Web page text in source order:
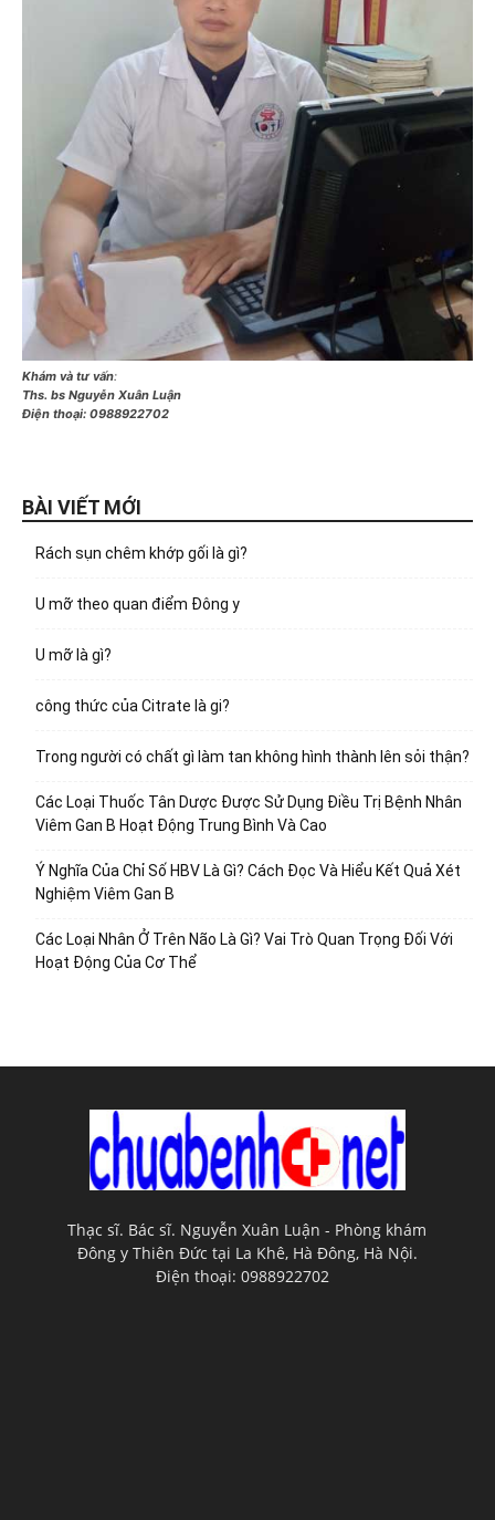
Khám và tư vấn:
Ths. bs Nguyễn Xuân Luận
Điện thoại: 0988922702
BÀI VIẾT MỚI
Rách sụn chêm khớp gối là gì?
U mỡ theo quan điểm Đông y
U mỡ là gì?
công thức của Citrate là gi?
Trong người có chất gì làm tan không hình thành lên sỏi thận?
Các Loại Thuốc Tân Dược Được Sử Dụng Điều Trị Bệnh Nhân
Viêm Gan B Hoạt Động Trung Bình Và Cao
Ý Nghĩa Của Chỉ Số HBV Là Gì? Cách Đọc Và Hiểu Kết Quả Xét
Nghiệm Viêm Gan B
Các Loại Nhân Ở Trên Não Là Gì? Vai Trò Quan Trọng Đối Với
Hoạt Động Của Cơ Thể
Thạc sĩ. Bác sĩ. Nguyễn Xuân Luận - Phòng khám
Đông y Thiên Đức tại La Khê, Hà Đông, Hà Nội.
Điện thoại: 0988922702